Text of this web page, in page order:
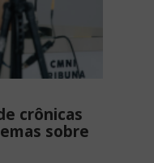
crônicas
sobre